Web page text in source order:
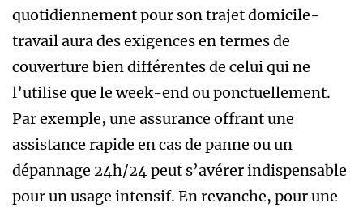
quotidiennement pour son trajet domicile-
travail aura des exigences en termes de
couverture bien différentes de celui qui ne
l’utilise que le week-end ou ponctuellement.
Par exemple, une assurance offrant une
assistance rapide en cas de panne ou un
dépannage 24h/24 peut s’avérer indispensable
pour un usage intensif. En revanche, pour une